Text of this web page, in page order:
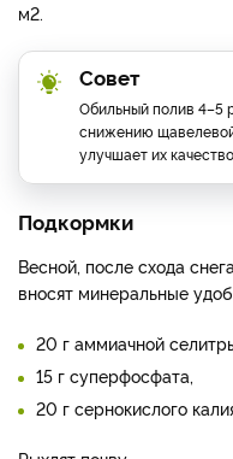
м2.
Совет
Обильный полив 4–5
снижению щавелевой
улучшает их качество.
Подкормки
Весной, после схода
вносят минеральные
20 г аммиачной
15 г суперфосфата,
20 г сернокислого